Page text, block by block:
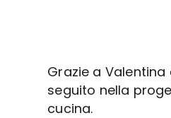
Grazie a
seguito nella
cucina.